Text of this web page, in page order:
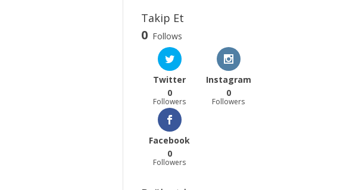
Takip Et
0 Follows
Twitter
0
Followers
Instagram
0
Followers
Facebook
0
Followers